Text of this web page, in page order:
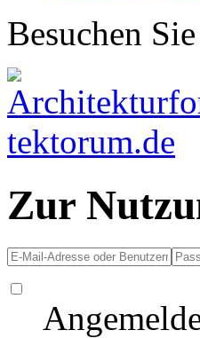
Besuchen
Zur